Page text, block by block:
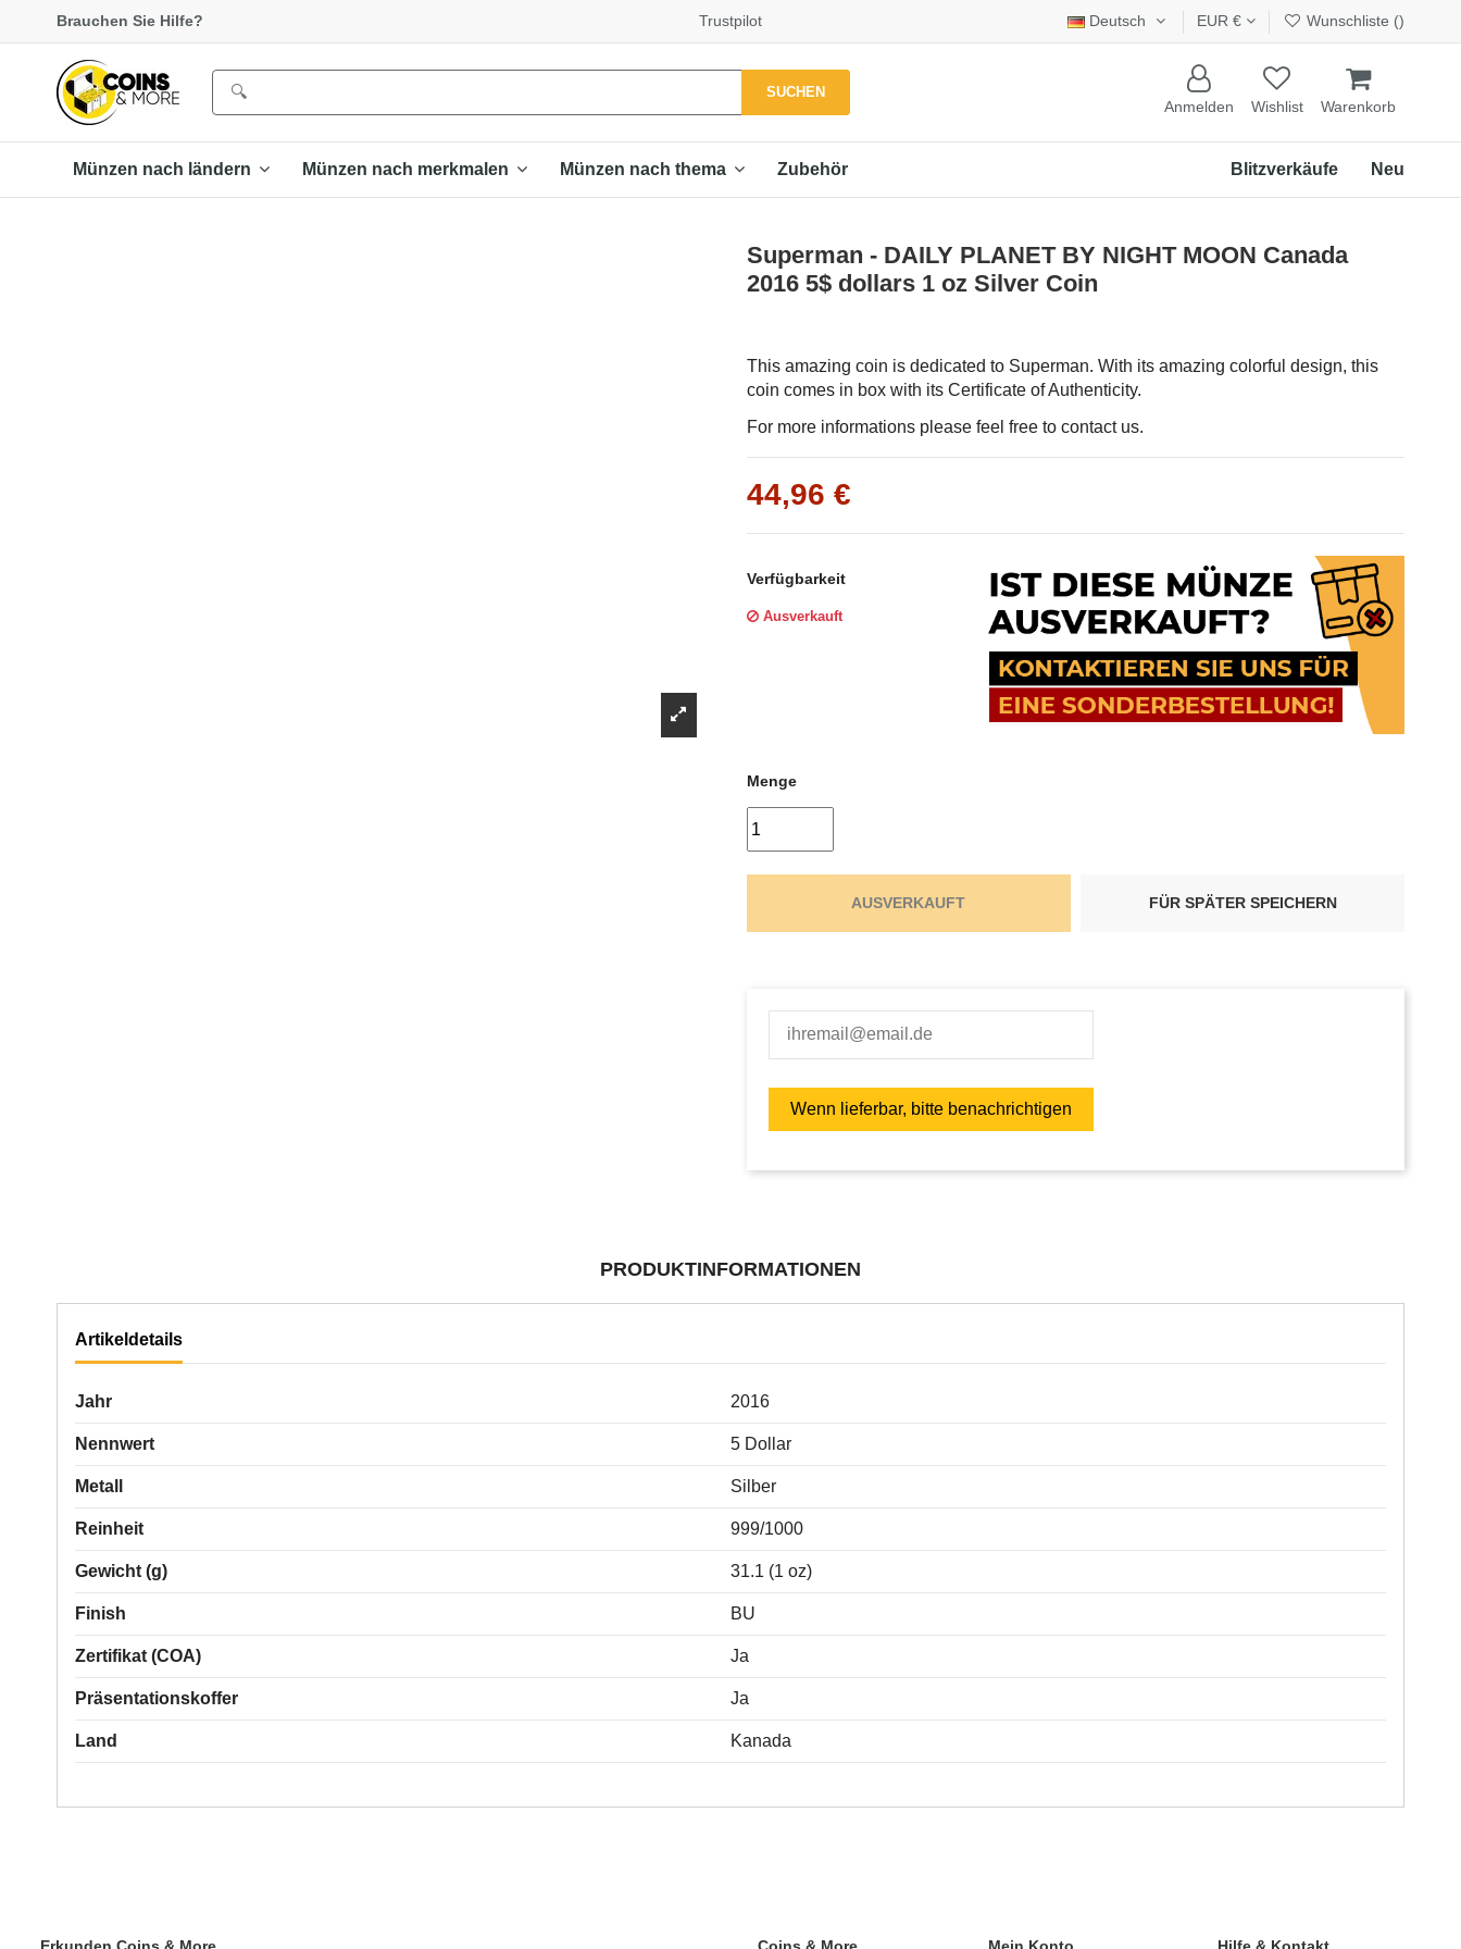
Γ
Brauchen Sie Hilfe? Trustpilot Deutsch EUR € Wunschliste ()
SUCHEN
Anmelden Wishlist Warenkorb
Münzen nach ländern Münzen nach merkmalen Münzen nach thema Zubehör Neu
Blitzverkäufe
Superman - DAILY PLANET BY NIGHT MOON Canada
2016 5$ dollars 1 oz Silver Coin
This amazing coin is dedicated to Superman. With its amazing colorful design, this
coin comes in box with its Certificate of Authenticity.
For more informations please feel free to contact us.
44,96 €
Verfügbarkeit
Ausverkauft
Menge
AUSVERKAUFT FÜR SPÄTER SPEICHERN
PRODUKTINFORMATIONEN
Artikeldetails
Jahr 2016
Nennwert 5 Dollar
Metall Silber
Reinheit 999/1000
Gewicht (g) 31.1 (1 oz)
Finish BU
Zertifikat (COA) Ja
Präsentationskoffer Ja
Land Kanada